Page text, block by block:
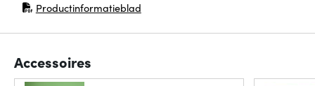
Productinformatieblad
(opent in nieuw venster)
Accessoires